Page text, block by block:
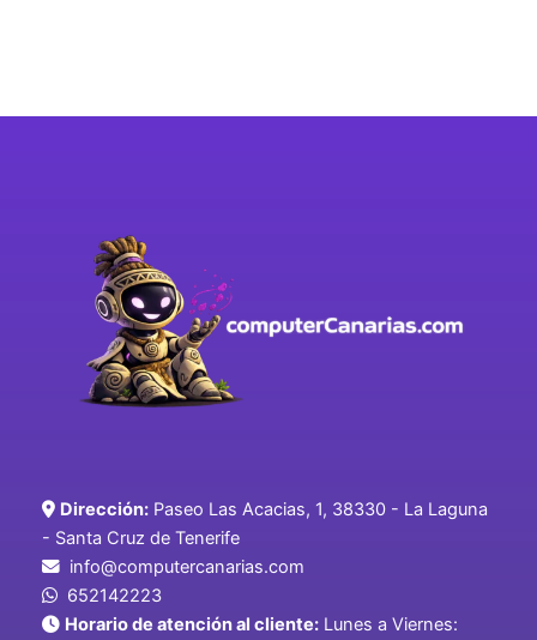
Dirección: Paseo Las Acacias, 1, 38330 - La Laguna
- Santa Cruz de Tenerife
info@computercanarias.com
652142223
Horario de atención al cliente: Lunes a Viernes: